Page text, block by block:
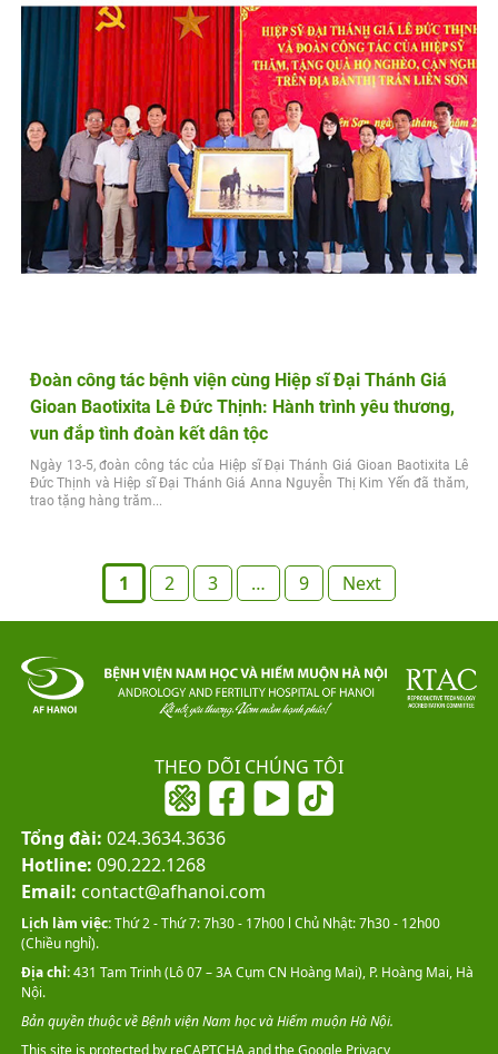
Đoàn công tác bệnh viện cùng Hiệp sĩ Đại Thánh Giá
Gioan Baotixita Lê Đức Thịnh: Hành trình yêu thương,
vun đắp tình đoàn kết dân tộc
Ngày 13-5, đoàn công tác của Hiệp sĩ Đại Thánh Giá Gioan Baotixita Lê
Đức Thịnh và Hiệp sĩ Đại Thánh Giá Anna Nguyễn Thị Kim Yến đã thăm,
trao tặng hàng trăm...
1 2 3 … 9 Next
THEO DÕI CHÚNG TÔI
Tổng đài: 024.3634.3636
Hotline: 090.222.1268
Email: contact@afhanoi.com
This site is protected by reCAPTCHA and the GooglePrivacy
Lịch làm việc:Thứ 2 - Thứ 7: 7h30 - 17h00 l Chủ Nhật: 7h30 - 12h00
(Chiều nghỉ).
Địa chỉ:431 Tam Trinh (Lô 07 – 3A Cụm CN Hoàng Mai), P. Hoàng Mai, Hà
Nội.
Bản quyền thuộc về Bệnh viện Nam học và Hiếm muộn Hà Nội.